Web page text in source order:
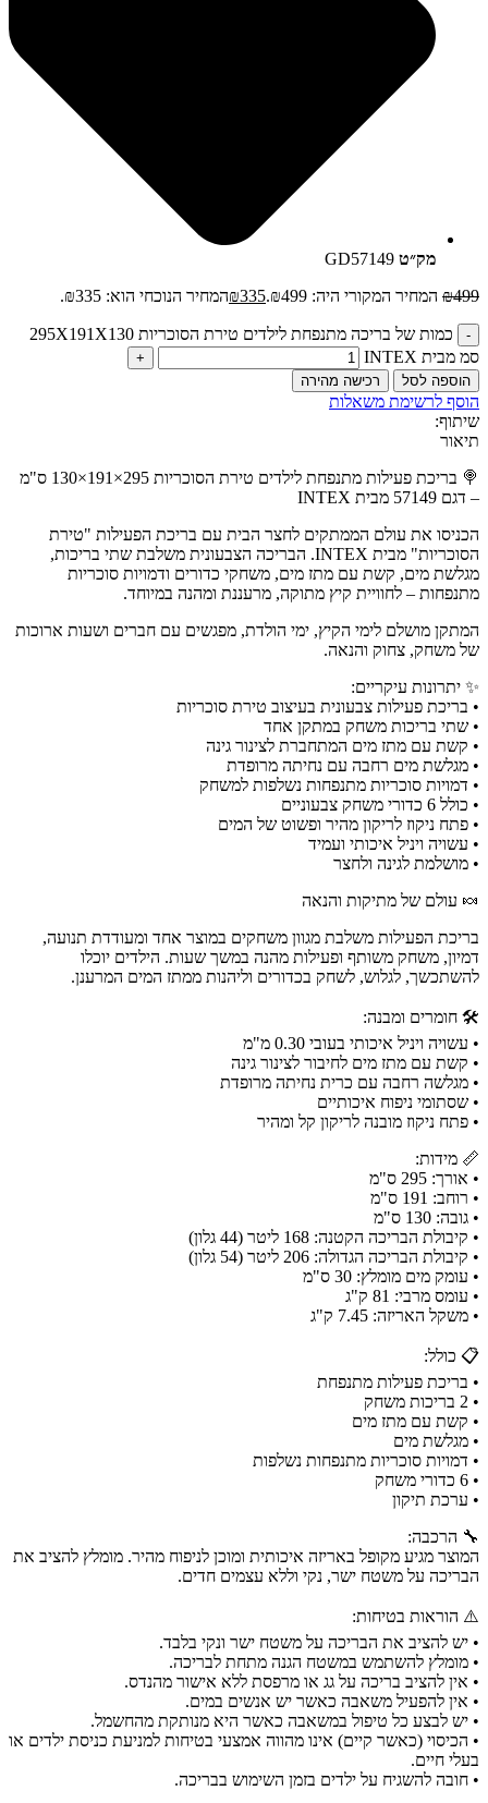
מק״ט
₪499 המחיר המקורי היה: ₪499. ₪335 המחיר הנוכחי הוא: ₪335.
כמות של בריכה מתנפחת לילדים טירת הסוכריות 295X191X130
סמ מבית INTEX
הוספה לסל רכישה מהירה
הוסף לרשימת משאלות
שיתוף:
תיאור
🍭 בריכת פעילות מתנפחת לילדים טירת הסוכריות 295×191×130 ס"מ
– דגם 57149 מבית INTEX
הכניסו את עולם הממתקים לחצר הבית עם בריכת הפעילות "טירת
הסוכריות" מבית INTEX. הבריכה הצבעונית משלבת שתי בריכות,
מגלשת מים, קשת עם מתז מים, משחקי כדורים ודמויות סוכריות
מתנפחות – לחוויית קיץ מתוקה, מרעננת ומהנה במיוחד.
המתקן מושלם לימי הקיץ, ימי הולדת, מפגשים עם חברים ושעות ארוכות
של משחק, צחוק והנאה.
✨ יתרונות עיקריים:
• בריכת פעילות צבעונית בעיצוב טירת סוכריות
• שתי בריכות משחק במתקן אחד
• קשת עם מתז מים המתחברת לצינור גינה
• מגלשת מים רחבה עם נחיתה מרופדת
• דמויות סוכריות מתנפחות נשלפות למשחק
• כולל 6 כדורי משחק צבעוניים
• פתח ניקוז לריקון מהיר ופשוט של המים
• עשויה ויניל איכותי ועמיד
• מושלמת לגינה ולחצר
🍬 עולם של מתיקות והנאה
בריכת הפעילות משלבת מגוון משחקים במוצר אחד ומעודדת תנועה,
דמיון, משחק משותף ופעילות מהנה במשך שעות. הילדים יוכלו
להשתכשך, לגלוש, לשחק בכדורים וליהנות ממתז המים המרענן.
🛠️ חומרים ומבנה:
• עשויה ויניל איכותי בעובי 0.30 מ"מ
• קשת עם מתז מים לחיבור לצינור גינה
• מגלשה רחבה עם כרית נחיתה מרופדת
• שסתומי ניפוח איכותיים
• פתח ניקוז מובנה לריקון קל ומהיר
📏 מידות:
• אורך: 295 ס"מ
• רוחב: 191 ס"מ
• גובה: 130 ס"מ
• קיבולת הבריכה הקטנה: 168 ליטר (44 גלון)
• קיבולת הבריכה הגדולה: 206 ליטר (54 גלון)
• עומק מים מומלץ: 30 ס"מ
• עומס מרבי: 81 ק"ג
• משקל האריזה: 7.45 ק"ג
📋 כולל:
• בריכת פעילות מתנפחת
• 2 בריכות משחק
• קשת עם מתז מים
• מגלשת מים
• דמויות סוכריות מתנפחות נשלפות
• 6 כדורי משחק
• ערכת תיקון
🔧 הרכבה:
המוצר מגיע מקופל באריזה איכותית ומוכן לניפוח מהיר. מומלץ להציב את
הבריכה על משטח ישר, נקי וללא עצמים חדים.
⚠️ הוראות בטיחות:
• יש להציב את הבריכה על משטח ישר ונקי בלבד.
• מומלץ להשתמש במשטח הגנה מתחת לבריכה.
• אין להציב בריכה על גג או מרפסת ללא אישור מהנדס.
• אין להפעיל משאבה כאשר יש אנשים במים.
• יש לבצע כל טיפול במשאבה כאשר היא מנותקת מהחשמל.
• הכיסוי (כאשר קיים) אינו מהווה אמצעי בטיחות למניעת כניסת ילדים או
בעלי חיים.
• חובה להשגיח על ילדים בזמן השימוש בבריכה.